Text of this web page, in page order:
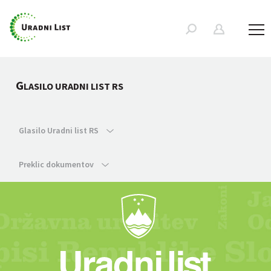
GLASILO URADNI LIST RS
Glasilo Uradni list RS
Preklic dokumentov